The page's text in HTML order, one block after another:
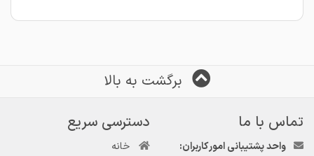
برگشت به بالا
تماس با ما
واحد پشتیبانی امور کاربران:
دسترسی سریع
خانه